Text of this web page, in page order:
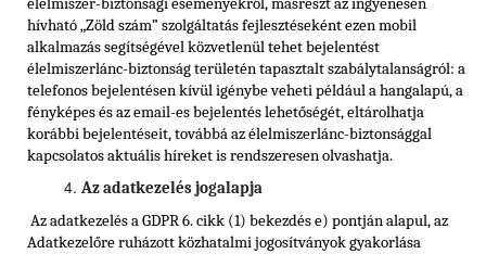
élelmiszer-biztonsági eseményekről, másrészt az ingyenesen
hívható „Zöld szám” szolgáltatás fejlesztéseként ezen mobil
alkalmazás segítségével közvetlenül tehet bejelentést
élelmiszerlánc-biztonság területén tapasztalt szabálytalanságról: a
telefonos bejelentésen kívül igénybe veheti például a hangalapú, a
fényképes és az email-es bejelentés lehetőségét, eltárolhatja
korábbi bejelentéseit, továbbá az élelmiszerlánc-biztonsággal
kapcsolatos aktuális híreket is rendszeresen olvashatja.
Az adatkezelés jogalapja
Az adatkezelés a GDPR 6. cikk (1) bekezdés e) pontján alapul, az
Adatkezelőre ruházott közhatalmi jogosítványok gyakorlása